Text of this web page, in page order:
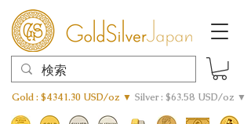
Gold : $4341.30 USD/oz ▼ Silver : $63.58 USD/oz ▼